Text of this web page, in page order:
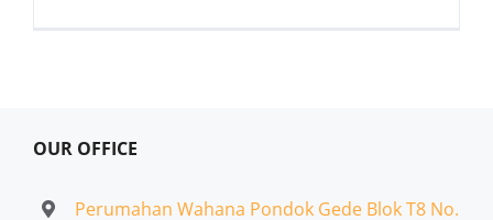
OUR OFFICE
Perumahan Wahana Pondok Gede Blok T8 No.